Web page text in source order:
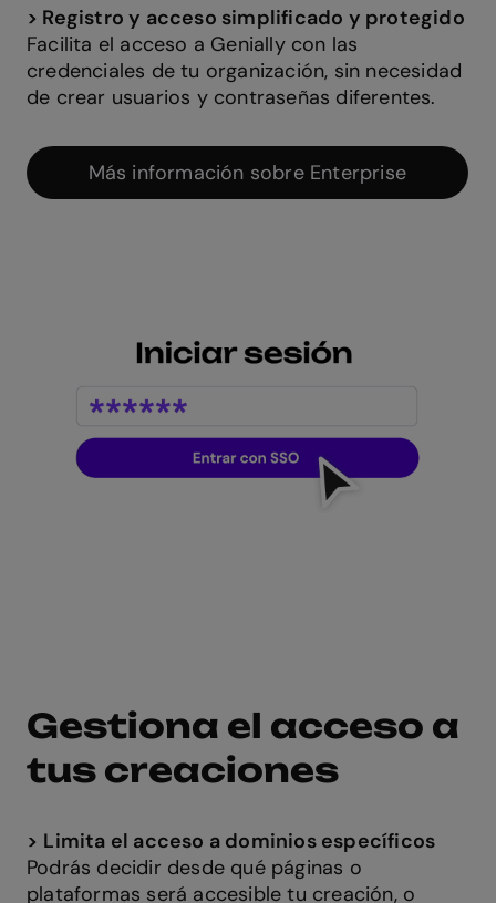
> Registro y acceso simplificado y protegido
Facilita el acceso a Genially con las
credenciales de tu organización, sin necesidad
de crear usuarios y contraseñas diferentes.
Más información sobre Enterprise
Gestiona el acceso a
tus creaciones
> Limita el acceso a dominios específicos
Podrás decidir desde qué páginas o
plataformas será accesible tu creación, o
Reject All
Accept All Cookies